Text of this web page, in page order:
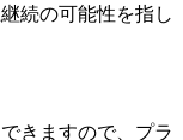
続の可能性を指し
きますので、プラ